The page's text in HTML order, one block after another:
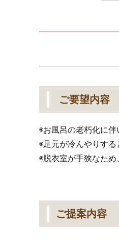
ご要望内容
◉お風呂の老朽化に
◉足元が冷んやりす
◉脱衣室が手狭なた
ご提案内容